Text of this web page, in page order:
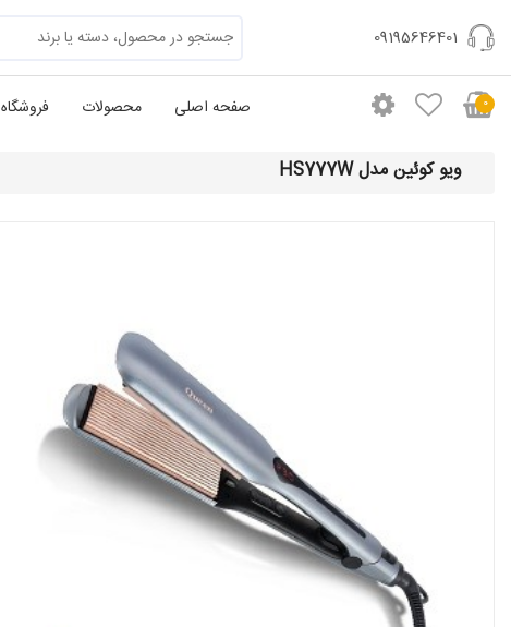
09195646401
صفحه اصلی محصولات فروشگاه 0
ویو کوئین مدل HS777W